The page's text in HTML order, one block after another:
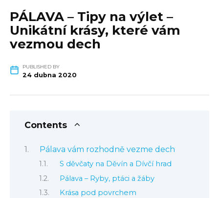
PÁLAVA – Tipy na výlet –
Unikátní krásy, které vám
vezmou dech
PUBLISHED BY
24 dubna 2020
Contents
Pálava vám rozhodně vezme dech
S děvčaty na Děvín a Dívčí hrad
Pálava – Ryby, ptáci a žáby
Krása pod povrchem